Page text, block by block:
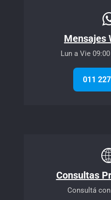
Mensajes
Lun a Vie
011
Consultas
Consultá